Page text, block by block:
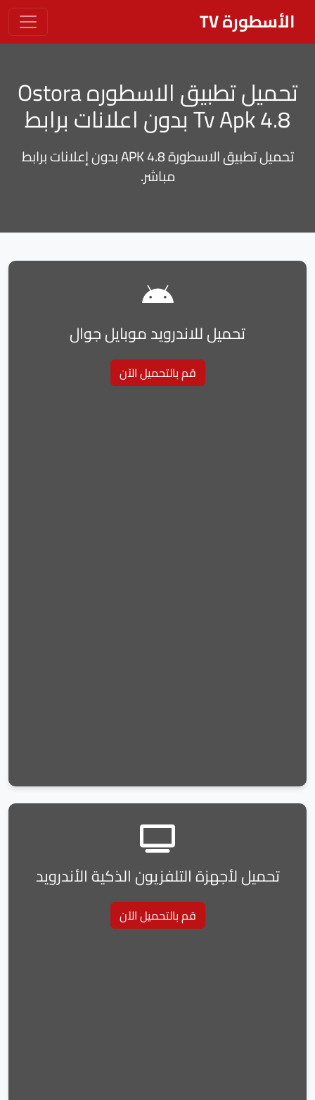
الأسطورة TV
تحميل تطبيق الاسطوره Ostora
Tv Apk 4.8 بدون اعلانات برابط
تحميل تطبيق الاسطورة 4.8 APK بدون إعلانات برابط
مباشر.
تحميل للاندرويد موبايل جوال
قم بالتحميل الآن
تحميل لأجهزة التلفزيون الذكية الأندرويد
قم بالتحميل الآن